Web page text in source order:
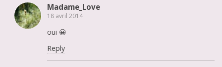
Madame_Love
18 avril 2014
oui 😀
Reply